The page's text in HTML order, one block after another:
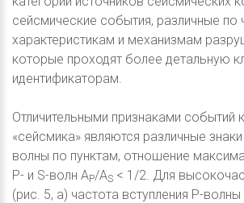
сейсмические события, различные по
характеристикам и механизмам
которые проходят более детальную
идентификаторам.
Отличительными признаками событий
«сейсмика» являются различные
волны по пунктам, отношение
P- и S-волн AP/AS < 1/2. Для
(рис. 5, a) частота вступления P-